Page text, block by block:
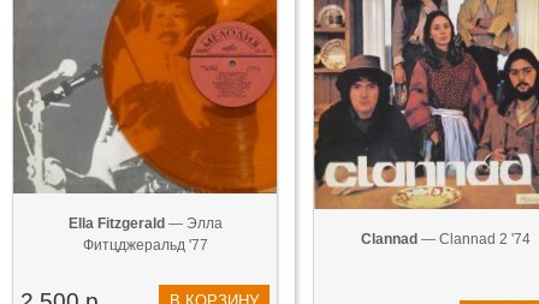
Ella Fitzgerald — Элла
Фитцджеральд '77
Clannad — Clannad 2 '74